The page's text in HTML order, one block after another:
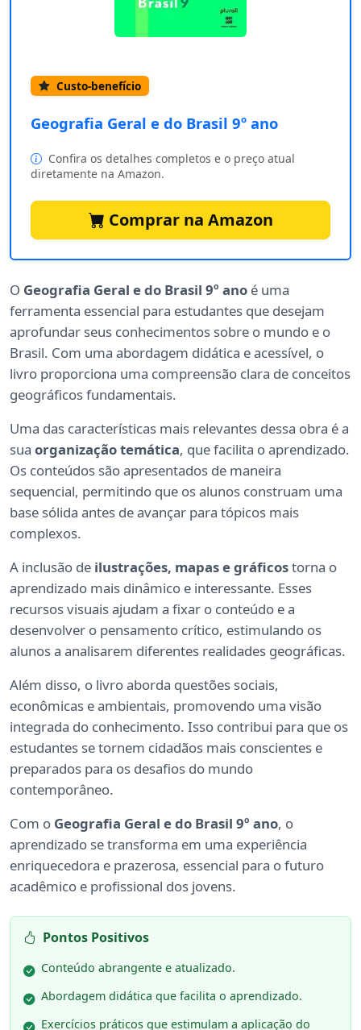
Custo-benefício
Geografia Geral e do Brasil 9º ano
Confira os detalhes completos e o preço atual
diretamente na Amazon.
Comprar na Amazon
O Geografia Geral e do Brasil 9º ano é uma
ferramenta essencial para estudantes que desejam
aprofundar seus conhecimentos sobre o mundo e o
Brasil. Com uma abordagem didática e acessível, o
livro proporciona uma compreensão clara de conceitos
geográficos fundamentais.
Uma das características mais relevantes dessa obra é a
sua organização temática, que facilita o aprendizado.
Os conteúdos são apresentados de maneira
sequencial, permitindo que os alunos construam uma
base sólida antes de avançar para tópicos mais
complexos.
A inclusão de ilustrações, mapas e gráficostorna o
aprendizado mais dinâmico e interessante. Esses
recursos visuais ajudam a fixar o conteúdo e a
desenvolver o pensamento crítico, estimulando os
alunos a analisarem diferentes realidades geográficas.
Além disso, o livro aborda questões sociais,
econômicas e ambientais, promovendo uma visão
integrada do conhecimento. Isso contribui para que os
estudantes se tornem cidadãos mais conscientes e
preparados para os desafios do mundo
contemporâneo.
Com o Geografia Geral e do Brasil 9º ano, o
aprendizado se transforma em uma experiência
enriquecedora e prazerosa, essencial para o futuro
acadêmico e profissional dos jovens.
Pontos Positivos
Conteúdo abrangente e atualizado.
Abordagem didática que facilita o aprendizado.
Exercícios práticos que estimulam a aplicação do